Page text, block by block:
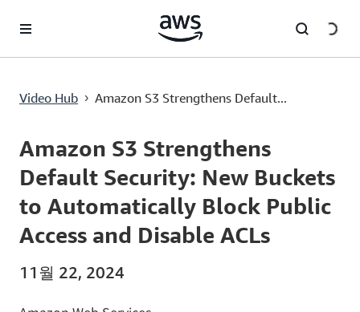
Video Hub › Amazon S3 Strengthens Default...
Current
0:00 / Duration
3:06
Amazon S3 Strengthens
Default Security: New Buckets
to Automatically Block Public
Access and Disable ACLs
11월 22, 2024